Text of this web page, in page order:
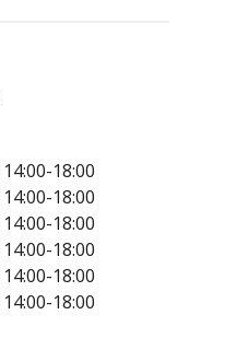
14:00-18:00
14:00-18:00
14:00-18:00
14:00-18:00
14:00-18:00
14:00-18:00